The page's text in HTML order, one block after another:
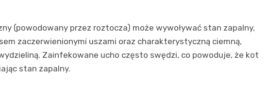
(powodowany przez roztocza) może wywoływać stan zapalny,
zaczerwienionymi uszami oraz charakterystyczną ciemną,
Zainfekowane ucho często swędzi, co powoduje, że kot
stan zapalny.